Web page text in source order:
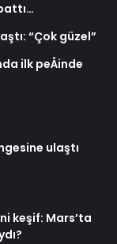
“Çok güzel”
ilk peÅinde
ulaştı
keşif: Mars’ta